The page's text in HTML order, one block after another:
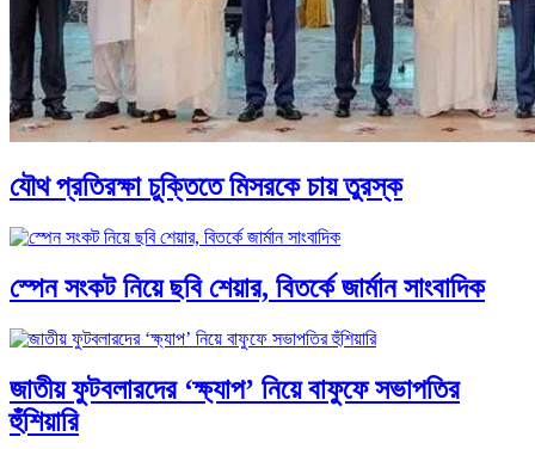
যৌথ প্রতিরক্ষা চুক্তিতে মিসরকে চায় তুরস্ক
স্পেন সংকট নিয়ে ছবি শেয়ার, বিতর্কে জার্মান সাংবাদিক
জাতীয় ফুটবলারদের ‘ক্ষ্যাপ’ নিয়ে বাফুফে সভাপতির
হুঁশিয়ারি